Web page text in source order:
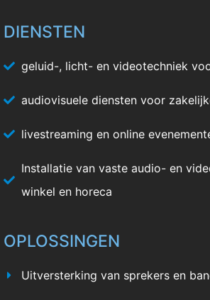
DIENSTEN
geluid-, licht- en videotechniek
audiovisuele diensten voor
livestreaming en online
Installatie van vaste audio- en
winkel en horeca
OPLOSSINGEN
Uitversterking van sprekers en